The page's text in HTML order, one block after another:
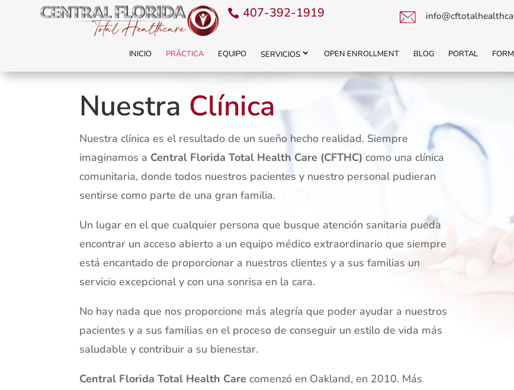
407-392-1919
INICIO PRÁCTICA EQUIPO SERVICIOS OPEN ENROLLMENT BLOG PORTAL
Nuestra Clínica
Nuestra clínica es el resultado de un sueño hecho realidad. Siempre
imaginamos a Central Florida Total Health Care (CFTHC) como una clínica
comunitaria, donde todos nuestros pacientes y nuestro personal pudieran
sentirse como parte de una gran familia.
Un lugar en el que cualquier persona que busque atención sanitaria pueda
encontrar un acceso abierto a un equipo médico extraordinario que siempre
está encantado de proporcionar a nuestros clientes y a sus familias un
servicio excepcional y con una sonrisa en la cara.
No hay nada que nos proporcione más alegría que poder ayudar a nuestros
pacientes y a sus familias en el proceso de conseguir un estilo de vida más
saludable y contribuir a su bienestar.
Central Florida Total Health Care comenzó en Oakland, en 2010. Más